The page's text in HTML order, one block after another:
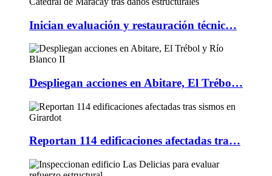
Inician evaluación y restauración técnic…
Despliegan acciones en Abitare, El Trébo…
Reportan 114 edificaciones afectadas tra…